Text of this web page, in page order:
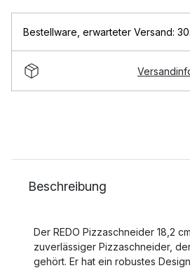
Bestellware erwarteter Versand:
Beschreibung
Der REDO Pizzaschneider 18,2
zuverlässiger Pizzaschneider,
gehört. Er hat ein robustes